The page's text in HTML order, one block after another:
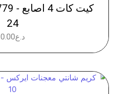
24
د.ع0.00